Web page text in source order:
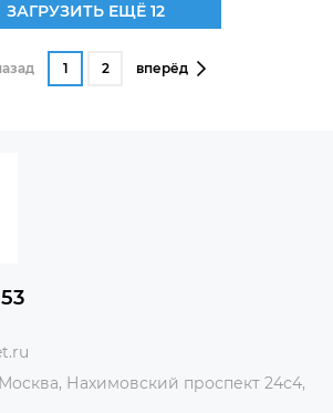
ЗАГРУЗИТЬ ЕЩЁ 12
1 2 вперёд
Москва, Нахимовский проспект 24с4,